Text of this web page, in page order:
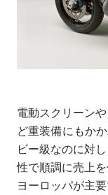
電動スクリーン
ど重装備にもか
ビー級なのに対
性で順調に売上を
ヨーロッパが主